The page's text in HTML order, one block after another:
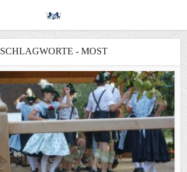
SCHLAGWORTE - MOST